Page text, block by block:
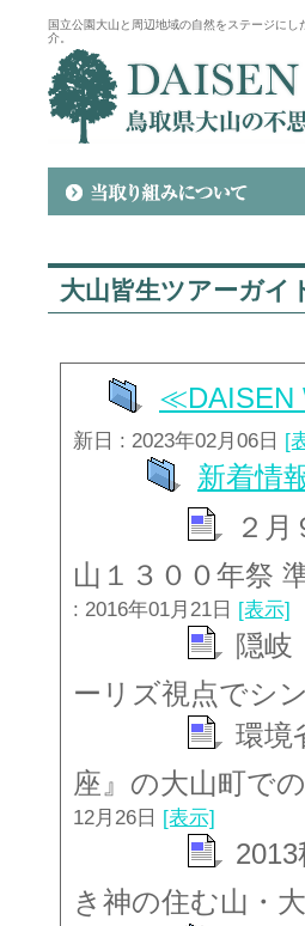
国立公園大山と周辺地域の自然をステージに
介。
大山皆生ツアーガイ
≪DAISEN
新日 : 2023年02月06日 [
新着情
２
山１３００年祭
: 2016年01月21日 [表示]
隠
ーリズ視点でシ
環境
座』の大山町で
12月26日 [表示]
き神の住む山・